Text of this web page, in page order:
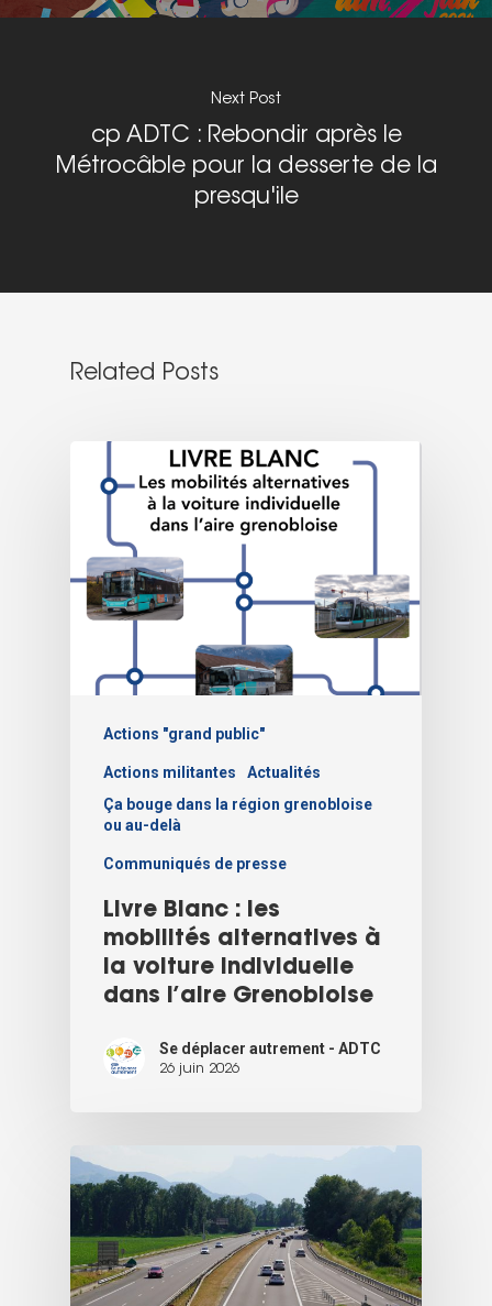
Next Post
cp ADTC : Rebondir après le
Métrocâble pour la desserte de la
presqu'ile
Related Posts
Actions "grand public"
Actions militantes
Actualités
Ça bouge dans la région grenobloise
ou au-delà
Communiqués de presse
Livre Blanc : les
mobilités alternatives à
la voiture individuelle
dans l’aire Grenobloise
Se déplacer autrement - ADTC
26 juin 2026